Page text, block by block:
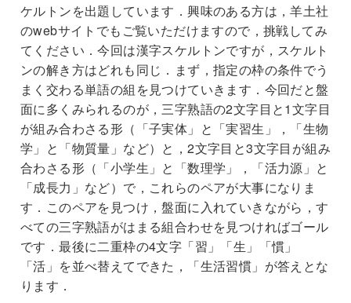
ケルトンを出題しています．興味のある方は，羊土社
のwebサイトでもご覧いただけますので，挑戦してみ
てください．今回は漢字スケルトンですが，スケルト
ンの解き方はどれも同じ．まず，指定の枠の条件でう
まく交わる単語の組を見つけていきます．今回だと盤
面に多くみられるのが，三字熟語の2文字目と1文字目
が組み合わさる形（「子実体」と「実習生」，「生物
学」と「物質量」など）と，2文字目と3文字目が組み
合わさる形（「小学生」と「数理学」，「活力源」と
「成長力」など）で，これらのペアが大事になりま
す．このペアを見つけ，盤面に入れていきながら，す
べての三字熟語がはまる組合わせを見つければゴール
です．最後に二重枠の4文字「習」「生」「慣」
「活」を並べ替えてできた，「生活習慣」が答えとな
ります．